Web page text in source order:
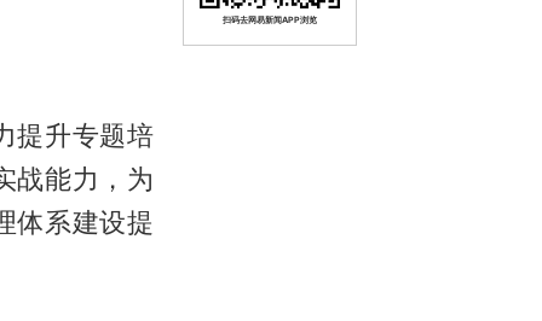
提升专题培
战能力，为
体系建设提
扫码去网易新闻APP浏览